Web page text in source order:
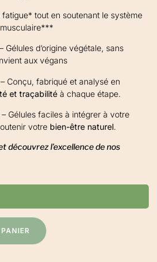
fatigue* tout en soutenant le système
Gélules d’origine végétale, sans
aux végans
Conçu, fabriqué et analysé en
et traçabilité à chaque étape.
Gélules faciles à intégrer à votre
votre bien-être naturel.
découvrez l’excellence de nos